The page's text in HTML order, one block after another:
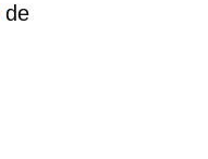
de